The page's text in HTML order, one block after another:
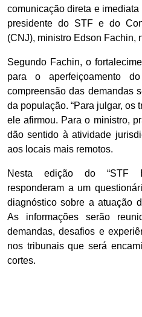
comunicação direta e
presidente do STF e do
(CNJ), ministro Edson Fachin,
Segundo Fachin, o
para o aperfeiçoamento
compreensão das demandas
da população. “Para julgar, os
ele afirmou. Para o ministro,
dão sentido à atividade
aos locais mais remotos.
Nesta edição do “STF
responderam a um
diagnóstico sobre a atuação
As informações serão
demandas, desafios e
nos tribunais que será
cortes.